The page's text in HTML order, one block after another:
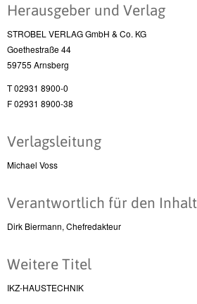
Herausgeber und Verlag
STROBEL VERLAG GmbH & Co. KG
Goethestraße 44
59755 Arnsberg
T 02931 8900-0
F 02931 8900-38
Verlagsleitung
Michael Voss
Verantwortlich für den Inhalt
Dirk Biermann, Chefredakteur
Weitere Titel
IKZ-HAUSTECHNIK